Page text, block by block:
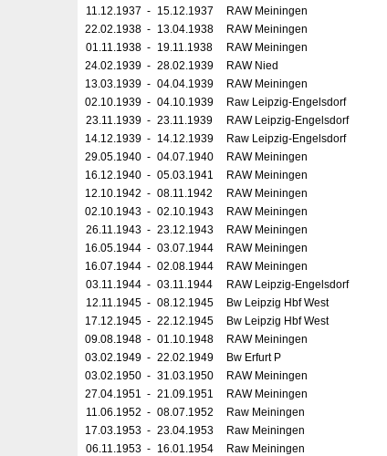
11.12.1937 - 15.12.1937 RAW Meiningen
22.02.1938 - 13.04.1938 RAW Meiningen
01.11.1938 - 19.11.1938 RAW Meiningen
24.02.1939 - 28.02.1939 RAW Nied
13.03.1939 - 04.04.1939 RAW Meiningen
02.10.1939 - 04.10.1939 Raw Leipzig-Engelsdorf
23.11.1939 - 23.11.1939 RAW Leipzig-Engelsdorf
14.12.1939 - 14.12.1939 Raw Leipzig-Engelsdorf
29.05.1940 - 04.07.1940 RAW Meiningen
16.12.1940 - 05.03.1941 RAW Meiningen
12.10.1942 - 08.11.1942 RAW Meiningen
02.10.1943 - 02.10.1943 RAW Meiningen
26.11.1943 - 23.12.1943 RAW Meiningen
16.05.1944 - 03.07.1944 RAW Meiningen
16.07.1944 - 02.08.1944 RAW Meiningen
03.11.1944 - 03.11.1944 RAW Leipzig-Engelsdorf
12.11.1945 - 08.12.1945 Bw Leipzig Hbf West
17.12.1945 - 22.12.1945 Bw Leipzig Hbf West
09.08.1948 - 01.10.1948 RAW Meiningen
03.02.1949 - 22.02.1949 Bw Erfurt P
03.02.1950 - 31.03.1950 RAW Meiningen
27.04.1951 - 21.09.1951 RAW Meiningen
11.06.1952 - 08.07.1952 Raw Meiningen
17.03.1953 - 23.04.1953 Raw Meiningen
06.11.1953 - 16.01.1954 Raw Meiningen